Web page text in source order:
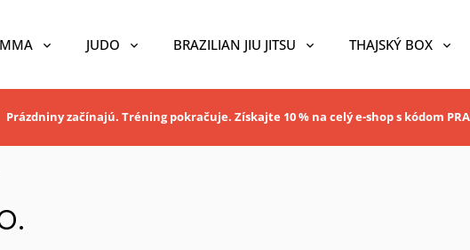
MMA JUDO BRAZILIAN JIU JITSU THAJSKÝ BOX
Prázdniny začínajú. Tréning pokračuje. Získajte 10 % na celý e-shop s kódom